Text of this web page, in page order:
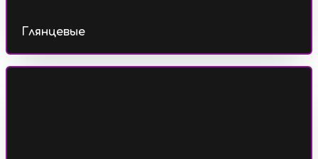
Глянцевые